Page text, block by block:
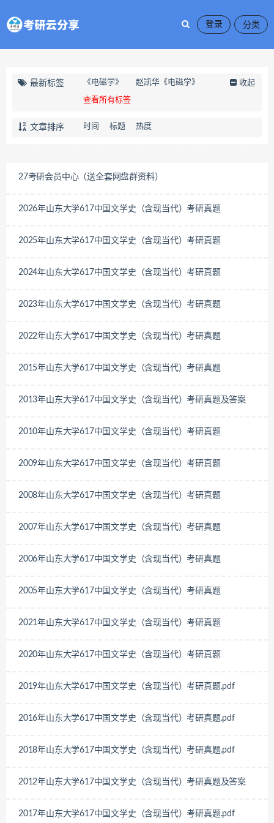
登录
最新标签 《电磁学》 赵凯华《电磁学》
查看所有标签
收起
文章排序 时间 标题 热度
27考研会员中心（送全套网盘群资料）
2026年山东大学617中国文学史（含现当代）考研真题
2025年山东大学617中国文学史（含现当代）考研真题
2024年山东大学617中国文学史（含现当代）考研真题
2023年山东大学617中国文学史（含现当代）考研真题
2022年山东大学617中国文学史（含现当代）考研真题
2015年山东大学617中国文学史（含现当代）考研真题
2013年山东大学617中国文学史（含现当代）考研真题及答案
2010年山东大学617中国文学史（含现当代）考研真题
2009年山东大学617中国文学史（含现当代）考研真题
2008年山东大学617中国文学史（含现当代）考研真题
2007年山东大学617中国文学史（含现当代）考研真题
2006年山东大学617中国文学史（含现当代）考研真题
2005年山东大学617中国文学史（含现当代）考研真题
2021年山东大学617中国文学史（含现当代）考研真题
2020年山东大学617中国文学史（含现当代）考研真题
2019年山东大学617中国文学史（含现当代）考研真题.pdf
2016年山东大学617中国文学史（含现当代）考研真题.pdf
2018年山东大学617中国文学史（含现当代）考研真题.pdf
2012年山东大学617中国文学史（含现当代）考研真题及答案
2017年山东大学617中国文学史（含现当代）考研真题.pdf